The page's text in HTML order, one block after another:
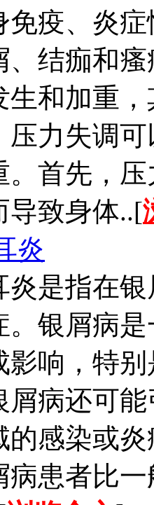
免疫、炎
、结痂和
生和加重
压力失调
。首先，
导致身体..[
炎
炎是指在
。银屑病
影响，特
屑病还可
的感染或
病患者比